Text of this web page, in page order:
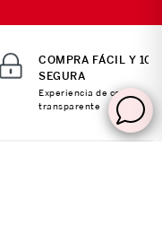
COMPRA FÁCIL Y
SEGURA
Experiencia de compra
transparente